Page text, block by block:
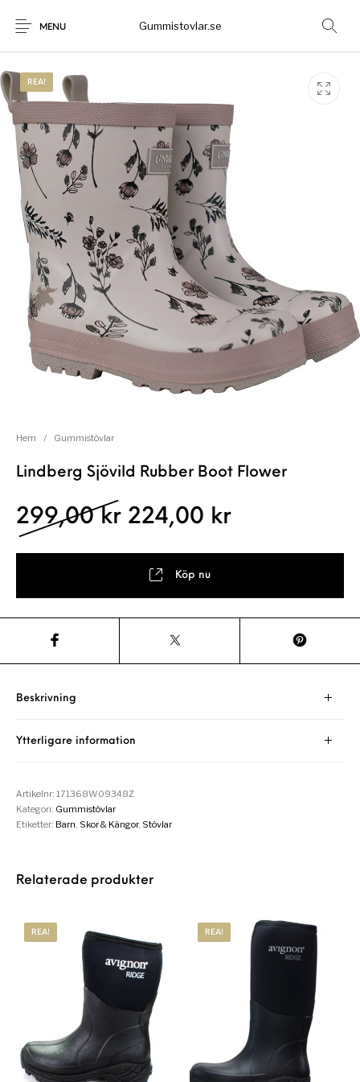
MENU Gummistovlar.se
Nyheter Rea!
Gummistövlar
REA!
Hem / Gummistövlar
Lindberg Sjövild Rubber Boot Flower
299,00 kr Det ursprungliga
224,00 krDet
Köp nu
Beskrivning
Ytterligare information
Artikelnr:171368W09348Z
Kategori: Gummistövlar
Etiketter: Barn Skor & Kängor, Stövlar
Relaterade produkter
REA! REA!